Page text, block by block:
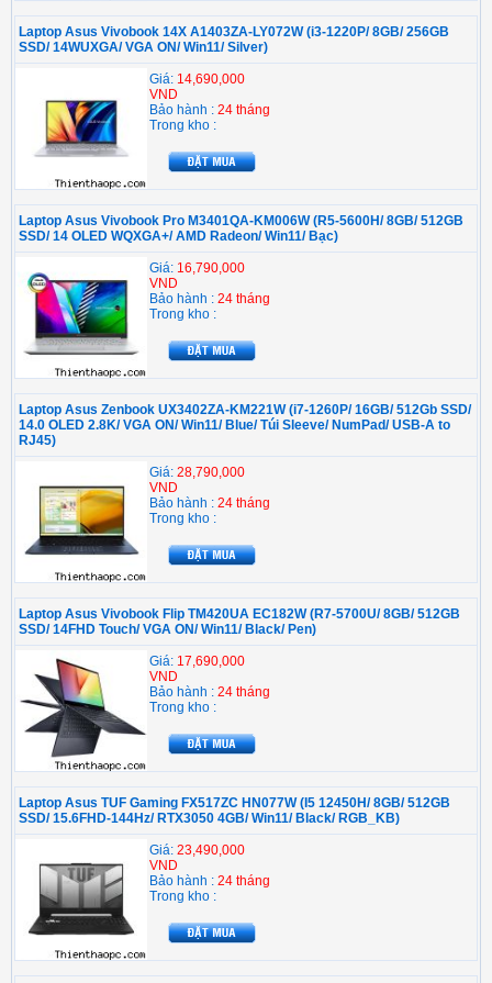
Laptop Asus Vivobook 14X A1403ZA-LY072W (i3-1220P/ 8GB/ 256GB
SSD/ 14WUXGA/ VGA ON/ Win11/ Silver)
Giá: 14,690,000
VND
Bảo hành : 24 tháng
Trong kho :
Laptop Asus Vivobook Pro M3401QA-KM006W (R5-5600H/ 8GB/ 512GB
SSD/ 14 OLED WQXGA+/ AMD Radeon/ Win11/ Bạc)
Giá: 16,790,000
VND
Bảo hành : 24 tháng
Trong kho :
Laptop Asus Zenbook UX3402ZA-KM221W (i7-1260P/ 16GB/ 512Gb SSD/
14.0 OLED 2.8K/ VGA ON/ Win11/ Blue/ Túi Sleeve/ NumPad/ USB-A to
RJ45)
Giá: 28,790,000
VND
Bảo hành : 24 tháng
Trong kho :
Laptop Asus Vivobook Flip TM420UA EC182W (R7-5700U/ 8GB/ 512GB
SSD/ 14FHD Touch/ VGA ON/ Win11/ Black/ Pen)
Giá: 17,690,000
VND
Bảo hành : 24 tháng
Trong kho :
Laptop Asus TUF Gaming FX517ZC HN077W (I5 12450H/ 8GB/ 512GB
SSD/ 15.6FHD-144Hz/ RTX3050 4GB/ Win11/ Black/ RGB_KB)
Giá: 23,490,000
VND
Bảo hành : 24 tháng
Trong kho :